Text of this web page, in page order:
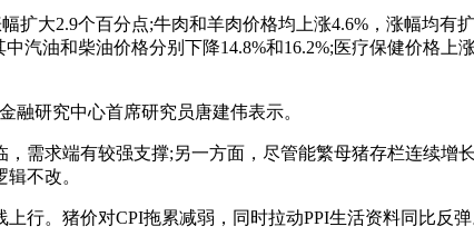
大2.9个百分点;牛肉和羊肉价格均上涨4.6%，涨幅均有
汽油和柴油价格分别下降14.8%和16.2%;医疗保健价格上
融研究中心首席研究员唐建伟表示。
需求端有较强支撑;另一方面，尽管能繁母猪存栏连续增
不改。
行。猪价对CPI拖累减弱，同时拉动PPI生活资料同比反